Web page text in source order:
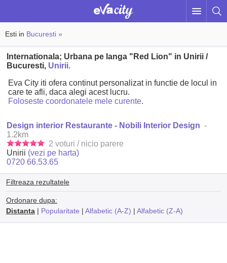
Esti in Bucuresti »
Internationala; Urbana pe langa "Red Lion" in Unirii /
Bucuresti, Unirii.
Eva City iti ofera continut personalizat in functie de locul in
care te afli, daca alegi acest lucru.
Foloseste coordonatele mele curente.
Design interior Restaurante - Nobili Interior Design -
1.2km
2 voturi / nicio parere
Unirii (vezi pe harta)
0720 66.53.65
Filtreaza rezultatele
Ordonare dupa:
Distanta| Popularitate | Alfabetic (A-Z) | Alfabetic (Z-A)